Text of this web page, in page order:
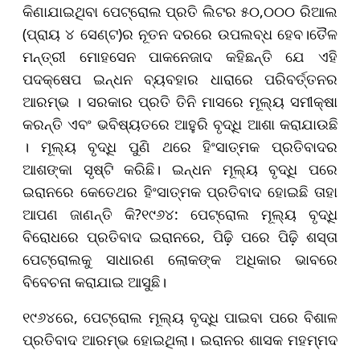
କିଣାଯାଇଥିବା ପେଟ୍ରୋଲ ପ୍ରତି ଲିଟର ୫୦,୦୦୦ ରିଆଲ
(ପ୍ରାୟ ୪ ସେଣ୍ଟ)ର ନୂତନ ଦରରେ ଉପଲବ୍ଧ ହେବ।ତୈଳ
ମନ୍ତ୍ରୀ ମୋହସେନ ପାକନେଜାଦ କହିଛନ୍ତି ଯେ ଏହି
ପଦକ୍ଷେପ ଇନ୍ଧନ ବ୍ୟବହାର ଧାରାରେ ପରିବର୍ତ୍ତନର
ଆରମ୍ଭ । ସରକାର ପ୍ରତି ତିନି ମାସରେ ମୂଲ୍ୟ ସମୀକ୍ଷା
କରନ୍ତି ଏବଂ ଭବିଷ୍ୟତରେ ଆହୁରି ବୃଦ୍ଧି ଆଶା କରାଯାଉଛି
। ମୂଲ୍ୟ ବୃଦ୍ଧି ପୁଣି ଥରେ ହିଂସାତ୍ମକ ପ୍ରତିବାଦର
ଆଶଙ୍କା ସୃଷ୍ଟି କରିଛି। ଇନ୍ଧନ ମୂଲ୍ୟ ବୃଦ୍ଧି ପରେ
ଇରାନରେ କେତେଥର ହିଂସାତ୍ମକ ପ୍ରତିବାଦ ହୋଇଛି ତାହା
ଆପଣ ଜାଣନ୍ତି କି?୧୯୬୪: ପେଟ୍ରୋଲ ମୂଲ୍ୟ ବୃଦ୍ଧି
ବିରୋଧରେ ପ୍ରତିବାଦ ଇରାନରେ, ପିଢ଼ି ପରେ ପିଢ଼ି ଶସ୍ତା
ପେଟ୍ରୋଲକୁ ସାଧାରଣ ଲୋକଙ୍କ ଅଧିକାର ଭାବରେ
ବିବେଚନା କରାଯାଇ ଆସୁଛି।
୧୯୬୪ରେ, ପେଟ୍ରୋଲ ମୂଲ୍ୟ ବୃଦ୍ଧି ପାଇବା ପରେ ବିଶାଳ
ପ୍ରତିବାଦ ଆରମ୍ଭ ହୋଇଥିଲା। ଇରାନର ଶାସକ ମହମ୍ମଦ